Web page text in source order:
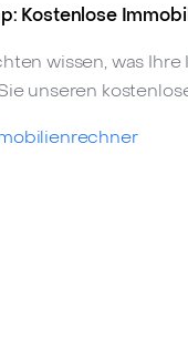
Kostenlose
wissen, was
unseren